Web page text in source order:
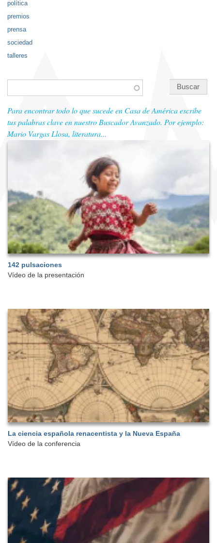
política
premios
prensa
sociedad
talleres
Para encontrar todo lo que sucede en Casa de América escribe
tus palabras clave en nuestro Buscador Avanzado. Por ejemplo:
Mario Vargas Llosa, literatura...
142 pulsaciones
Vídeo de la presentación
La ciencia española renacentista y la Nueva España
Vídeo de la conferencia